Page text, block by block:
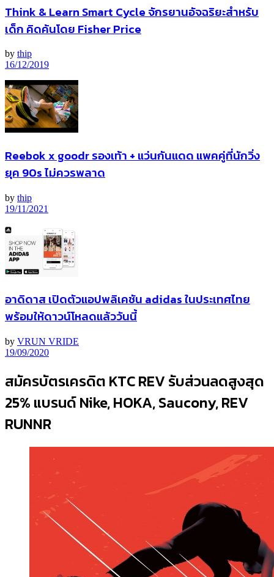
Think & Learn Smart Cycle จักรยานอัจฉริยะสำหรับ
เด็ก คิดค้นโดย Fisher Price
by thip
16/12/2019
Reebok x goodr รองเท้า + แว่นกันแดด แพคคู่ที่นักวิ่ง
ยุค 90s ไม่ควรพลาด
by thip
19/11/2021
อาดิดาส เปิดตัวแอปพลิเคชัน adidas ในประเทศไทย
พร้อมให้ดาวน์โหลดแล้ววันนี้
by VRUN VRIDE
19/09/2020
สมัครบัตรเครดิต KTC REV รับส่วนลดสูงสุด
25% แบรนด์ Nike, HOKA, Saucony, REV
RUNNR